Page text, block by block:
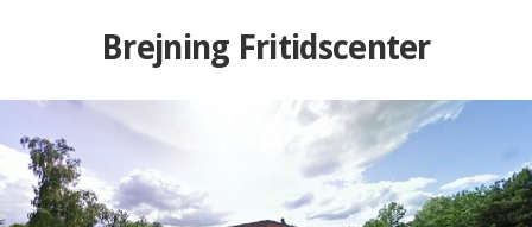
Brejning Fritidscenter